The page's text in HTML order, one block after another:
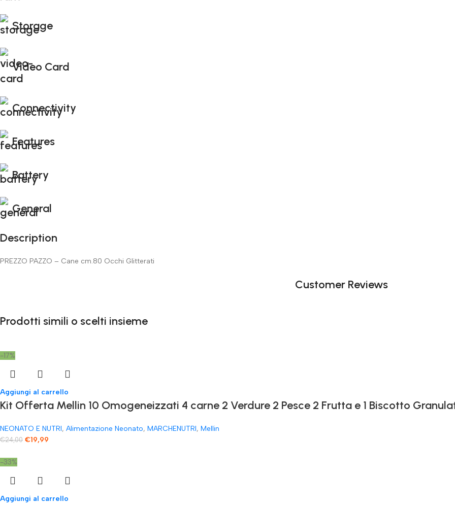
Storage
Video Card
Connectivity
Features
Battery
General
Description
PREZZO PAZZO – Cane cm.80 Occhi Glitterati
Customer Reviews
Prodotti simili o scelti insieme
-17%
Aggiungi al carrello
Kit Offerta Mellin 10 Omogeneizzati 4 carne 2 Verdure 2 Pesce 2 Frutta e 1 Biscotto
NEONATO E NUTRI, Alimentazione Neonato, MARCHENUTRI, Mellin
€24,00 €19,99
-33%
Aggiungi al carrello